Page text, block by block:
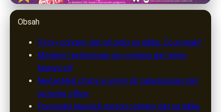
Ochrana Firemních Dat v Době
Práce na Dálku: Výzvy a Řešení
1. 7. 2026· 10 min čtení · Autor: Marek Urbanec
Obsah
Výzvy ochrany dat při práci na dálku: Co je jinak?
Moderní technologie pro ochranu dat mimo
firemní síť
Nejčastější chyby a omyly při zabezpečení dat
na home office
Porovnání hlavních metod ochrany dat na dálku